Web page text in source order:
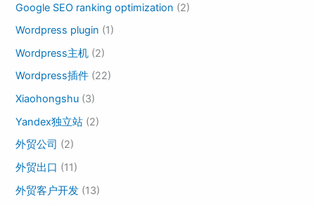
Google SEO ranking optimization (2)
Wordpress plugin (1)
Wordpress主机 (2)
Wordpress插件 (22)
Xiaohongshu (3)
Yandex独立站 (2)
外贸公司 (2)
外贸出口 (11)
外贸客户开发 (13)